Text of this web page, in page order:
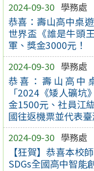
2024-09-30 學務處
恭喜：壽山高中桌
世界盃《誰是牛頭
軍、獎金3000元！
2024-09-30 學務處
恭喜：壽山高中
「2024《矮人礦
金1500元、社員江
國往返機票並代表
2024-09-30 學務處
【狂賀】恭喜本校
SDGs全國高中智能